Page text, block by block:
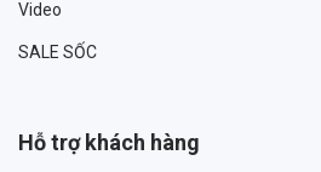
Video
SALE SỐC
Hỗ trợ khách hàng